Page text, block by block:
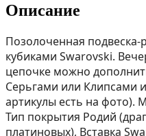
Описание
Позолоченная
кубиками Swarovski.
цепочке можно
Серьгами или Клипсами
aртикулы есть на фoто).
Тип покрытия Родий
платиновых), Вставка